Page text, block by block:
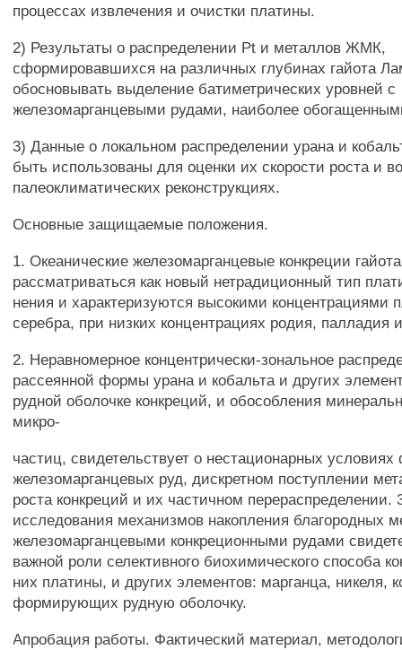
процессах извлечения и очистки платины.
2) Результаты о распределении Pt и металлов ЖМК,
сформировавшихся на различных глубинах гайота
обосновывать выделение батиметрических уровней с
железомарганцевыми рудами, наиболее
3) Данные о локальном распределении урана и
быть использованы для оценки их скорости роста и
палеоклиматических реконструкциях.
Основные защищаемые положения.
1. Океанические железомарганцевые конкреции
рассматриваться как новый нетрадиционный тип
нения и характеризуются высокими концентрациями
серебра, при низких концентрациях родия, палладия
2. Неравномерное концентрически-зональное
рассеянной формы урана и кобальта и других
рудной оболочке конкреций, и обособления
микро-
частиц, свидетельствует о нестационарных
железомарганцевых руд, дискретном поступлении
роста конкреций и их частичном перераспределении.
исследования механизмов накопления благородных
железомарганцевыми конкреционными рудами
важной роли селективного биохимического способа
них платины, и других элементов: марганца, никеля,
формирующих рудную оболочку.
Апробация работы. Фактический материал,